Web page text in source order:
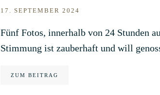
17. SEPTEMBER 2024
Fünf Fotos, innerhalb von 24 Stunden
Stimmung ist zauberhaft und will
ZUM BEITRAG